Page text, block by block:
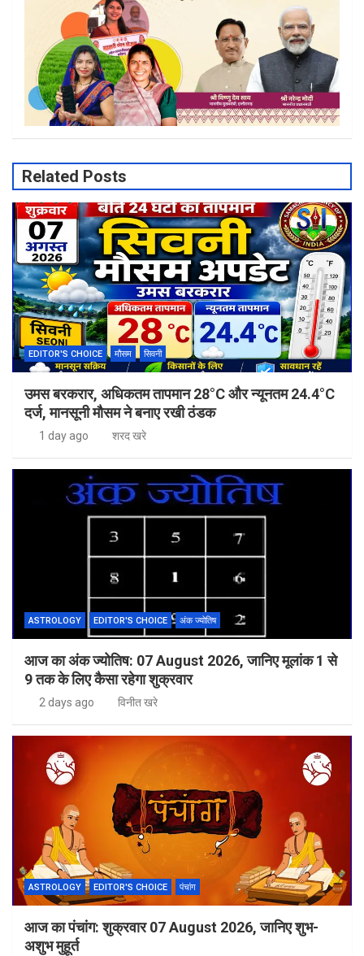
Related Posts
EDITOR'S CHOICE मौसम सिवनी
उमस बरकरार, अधिकतम तापमान 28°C और न्यूनतम 24.4°C
दर्ज, मानसूनी मौसम ने बनाए रखी ठंडक
1 day ago शरद खरे
ASTROLOGY EDITOR'S CHOICE अंक ज्योतिष
आज का अंक ज्योतिष: 07 August 2026, जानिए मूलांक 1 से
9 तक के लिए कैसा रहेगा शुक्रवार
2 days ago विनीत खरे
ASTROLOGY EDITOR'S CHOICE पंचांग
आज का पंचांग: शुक्रवार 07 August 2026, जानिए शुभ-
अशुभ मुहूर्त